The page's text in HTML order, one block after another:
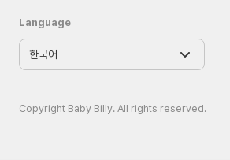
Language
Copyright Baby Billy. All rights reserved.